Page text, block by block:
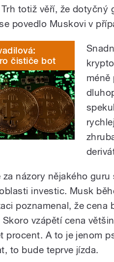
totiž věří, že dotyčný
povedlo Muskovi v
čističe bot
méně
za názory nějakého
investic. Musk
poznamenal, že
Skoro vzápětí cena
procent. A to je jenom
to bude teprve jízda.